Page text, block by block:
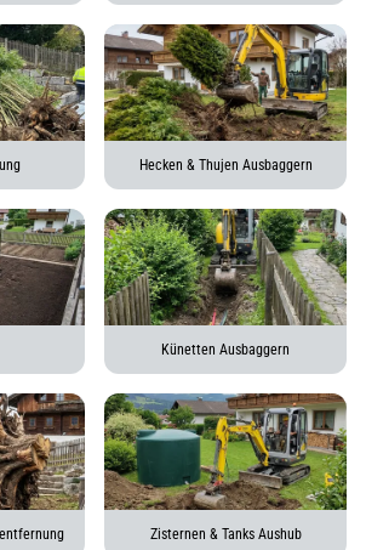
Hecken & Thujen Ausbaggern
Künetten Ausbaggern
Zisternen & Tanks Aushub